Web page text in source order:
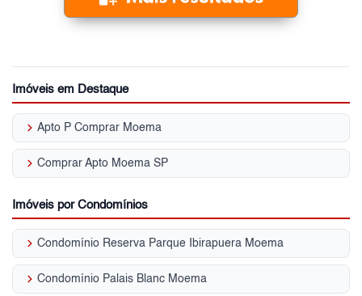
Imóveis em Destaque
keyboard_arrow_right Apto P Comprar Moema
keyboard_arrow_right Comprar Apto Moema SP
Imóveis por Condomínios
keyboard_arrow_right Condomínio Reserva Parque Ibirapuera Moema
keyboard_arrow_right Condomínio Palais Blanc Moema